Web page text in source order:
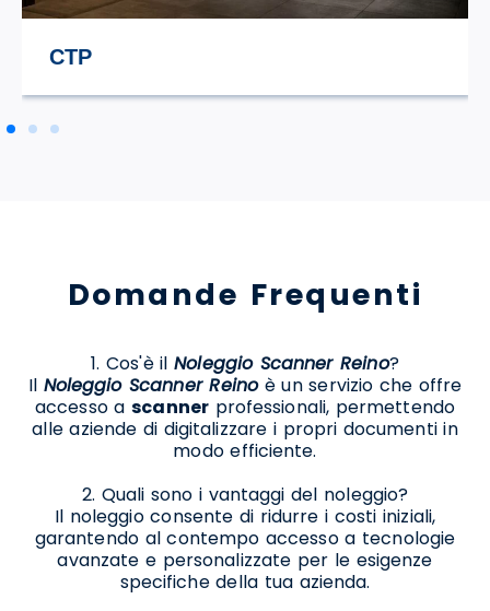
STILE TV
Domande Frequenti
1. Cos'è ilNoleggio Scanner Reino?
Il Noleggio Scanner Reinoè un servizio che offre
accesso ascanner professionali, permettendo
alle aziende di digitalizzare i propri documenti in
modo efficiente.
2. Quali sono i vantaggi del noleggio?
Il noleggio consente di ridurre i costi iniziali,
garantendo al contempo accesso a tecnologie
avanzate e personalizzate per le esigenze
specifiche della tua azienda.